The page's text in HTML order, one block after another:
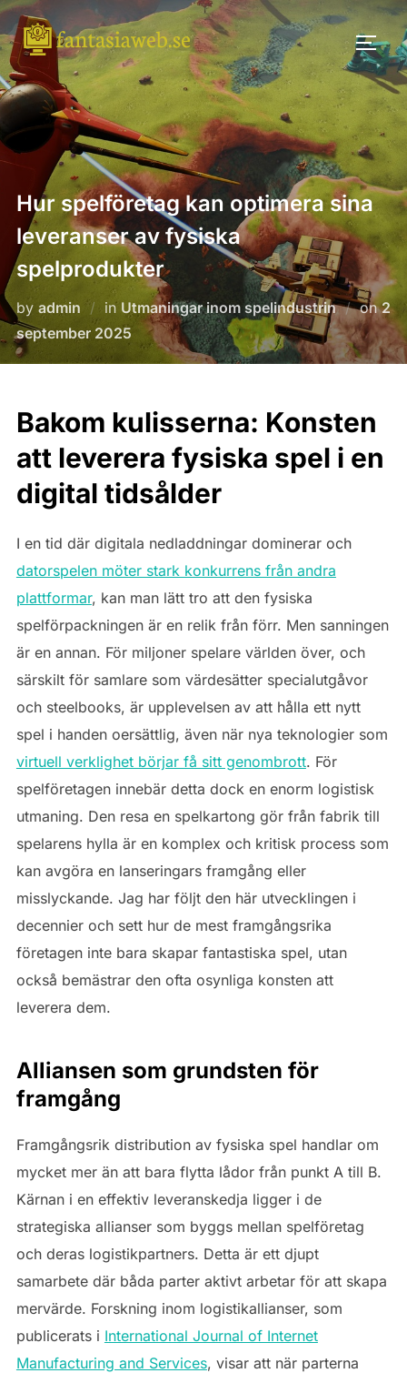
Skip
to
content
Hur spelföretag kan optimera sina
leveranser av fysiska
spelprodukter
by admin in Utmaningar inom spelindustrin on
on
2
september 2025
Bakom kulisserna: Konsten
att leverera fysiska spel i en
digital tidsålder
I en tid där digitala nedladdningar dominerar och
datorspelen möter stark konkurrens från andra
plattformar, kan man lätt tro att den fysiska
spelförpackningen är en relik från förr. Men sanningen
är en annan. För miljoner spelare världen över, och
särskilt för samlare som värdesätter specialutgåvor
och steelbooks, är upplevelsen av att hålla ett nytt
spel i handen oersättlig, även när nya teknologier som
virtuell verklighet börjar få sitt genombrott. För
spelföretagen innebär detta dock en enorm logistisk
utmaning. Den resa en spelkartong gör från fabrik till
spelarens hylla är en komplex och kritisk process som
kan avgöra en lanseringars framgång eller
misslyckande. Jag har följt den här utvecklingen i
decennier och sett hur de mest framgångsrika
företagen inte bara skapar fantastiska spel, utan
också bemästrar den ofta osynliga konsten att
leverera dem.
Alliansen som grundsten för
framgång
Framgångsrik distribution av fysiska spel handlar om
mycket mer än att bara flytta lådor från punkt A till B.
Kärnan i en effektiv leveranskedja ligger i de
strategiska allianser som byggs mellan spelföretag
och deras logistikpartners. Detta är ett djupt
samarbete där båda parter aktivt arbetar för att skapa
mervärde. Forskning inom logistikallianser, som
publicerats i International Journal of Internet
Manufacturing and Services, visar att när parterna